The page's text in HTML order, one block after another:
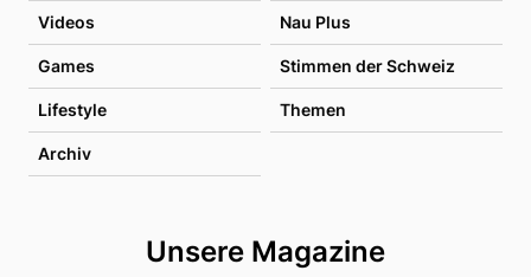
Videos Nau Plus
Games Stimmen der Schweiz
Lifestyle Themen
Archiv
Unsere Magazine